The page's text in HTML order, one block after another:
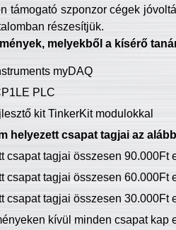
támogató szponzor cégek
részesítjük.
melyekből a kísérő
myDAQ
PLC
kit TinkerKit modulokkal
helyezett csapat tagjai az
csapat tagjai összesen 90.000Ft
csapat tagjai összesen 60.000Ft
csapat tagjai összesen 30.000Ft
kívül minden csapat